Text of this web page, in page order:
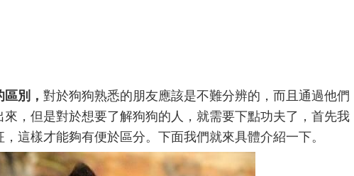
別， 對於狗狗熟悉的朋友應該是不難分辨的，而且通過他們
，但是對於想要了解狗狗的人，就需要下點功夫了，首先我
這樣才能夠有便於區分。下面我們就來具體介紹一下。